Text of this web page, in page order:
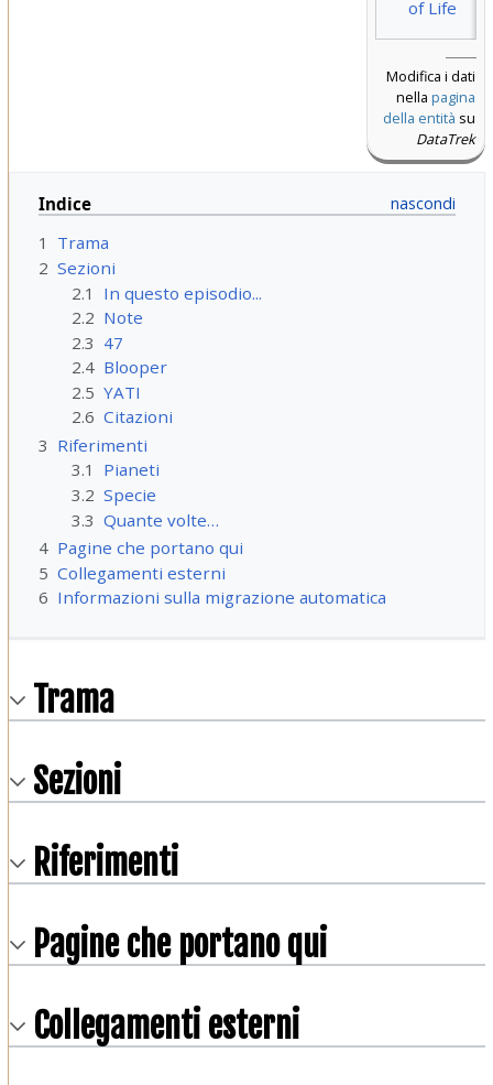
of Life
Modifica i dati
nella pagina
della entità su
DataTrek
Indice
1
Trama
2 Sezioni
2.1
In questo episodio...
2.2 Note
2.3 47
2.4 Blooper
2.5 YATI
2.6 Citazioni
3 Riferimenti
3.1
Pianeti
3.2 Specie
3.3 Quante volte…
4 Pagine che portano qui
5 Collegamenti esterni
6 Informazioni sulla migrazione automatica
Trama
Sezioni
Riferimenti
Pagine che portano qui
Collegamenti esterni